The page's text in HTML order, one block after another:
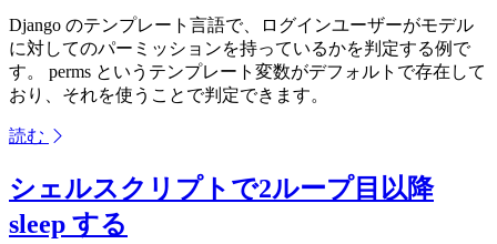
Django のテンプレート言語で、ログインユーザーがモデル
に対してのパーミッションを持っているかを判定する例で
す。 perms というテンプレート変数がデフォルトで存在して
おり、それを使うことで判定できます。
読む
シェルスクリプトで2ループ目以降
sleep する